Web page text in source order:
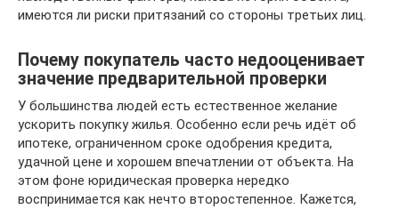
имеются ли риски притязаний со стороны третьих лиц.
Почему покупатель часто недооценивает
значение предварительной проверки
У большинства людей есть естественное желание
ускорить покупку жилья. Особенно если речь идёт об
ипотеке, ограниченном сроке одобрения кредита,
удачной цене и хорошем впечатлении от объекта. На
этом фоне юридическая проверка нередко
воспринимается как нечто второстепенное. Кажется,